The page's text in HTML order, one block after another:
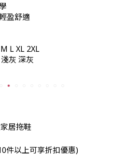
盈舒適
L XL 2XL
灰 深灰
居拖鞋
件以上可享折扣優惠)